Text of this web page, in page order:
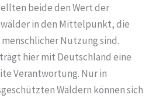
beide den Wert der
in den Mittelpunkt, die
Nutzung sind.
hier mit Deutschland eine
Verantwortung. Nur in
Wäldern können sich